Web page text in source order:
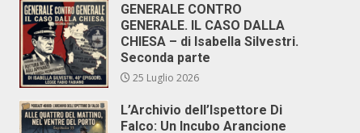
GENERALE CONTRO
GENERALE. IL CASO DALLA
CHIESA – di Isabella Silvestri.
Seconda parte
25 Luglio 2026
L’Archivio dell’Ispettore Di
Falco: Un Incubo Arancione